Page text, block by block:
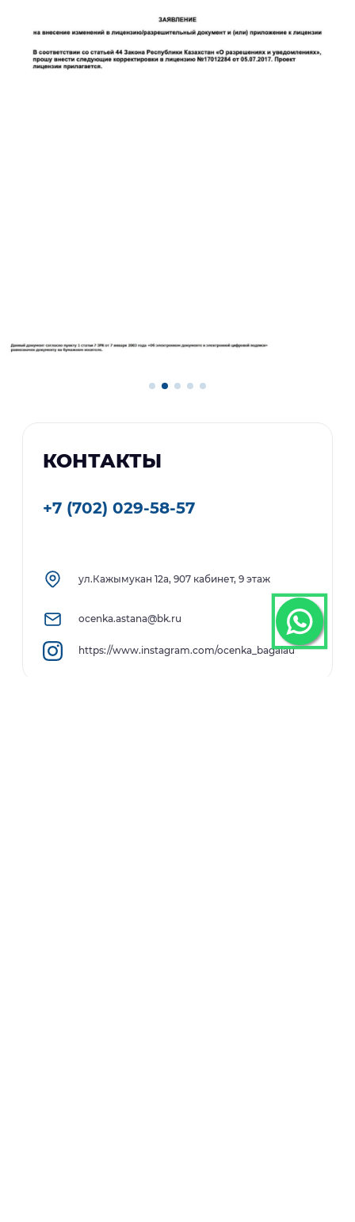
КОНТАКТЫ
+7 (702) 029-58-57
ул.Кажымукан 12а​, 907 кабинет, 9 этаж
ocenka.astana@bk.ru
https://www.instagram.com/ocenka_bagalau